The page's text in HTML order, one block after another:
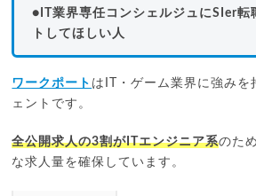
●IT業界専任コンシェルジュにSIer転
トしてほしい人
ワークポート はIT・ゲーム業界に強みを
ェントです。
全公開求人の3割がITエンジニア系のた
な求人量を確保しています。